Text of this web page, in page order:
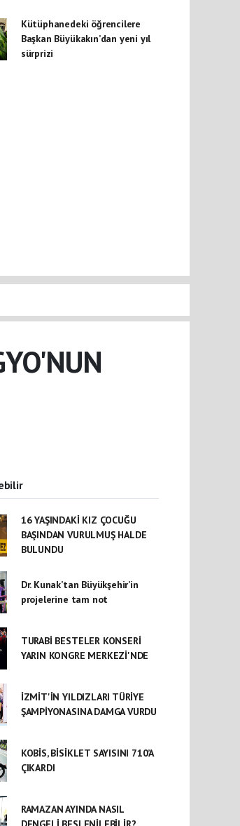
Kütüphanedeki öğrencilere
Başkan Büyükakın’dan yeni yıl
sürprizi
16 YAŞINDAKİ KIZ ÇOCUĞU
BAŞINDAN VURULMUŞ HALDE
BULUNDU
Dr. Kunak’tan Büyükşehir’in
projelerine tam not
TURABİ BESTELER KONSERİ
YARIN KONGRE MERKEZİ'NDE
İZMİT'İN YILDIZLARI TÜRİYE
ŞAMPİYONASINA DAMGA VURDU
KOBİS, BİSİKLET SAYISINI 710’A
ÇIKARDI
RAMAZAN AYINDA NASIL